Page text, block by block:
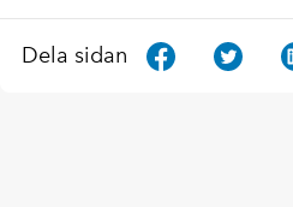
Dela sidan